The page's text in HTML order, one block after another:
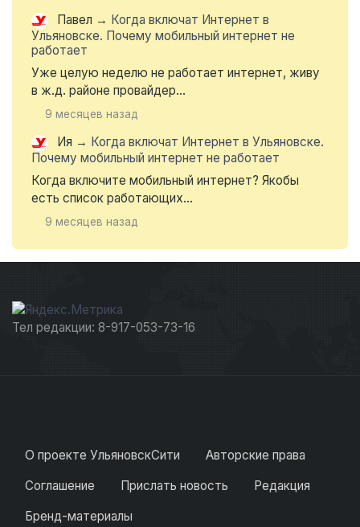
Павел → Когда включат Интернет в
Ульяновске. Почему мобильный интернет не
работает
Уже целую неделю не работает интернет, живу
в ж.д. районе провайдер...
9 месяцев назад
Ия → Когда включат Интернет в Ульяновске.
Почему мобильный интернет не работает
Когда включите мобильный интернет? Якобы
есть список работающих...
9 месяцев назад
Тел редакции: 8-917-053-73-16
О проекте УльяновскСити
Авторские права
Соглашение
Прислать новость
Редакция
Бренд-материалы